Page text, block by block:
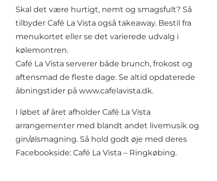
Skal det være hurtigt, nemt og smagsfult? Så
tilbyder Café La Vista også takeaway. Bestil fra
menukortet eller se det varierede udvalg i
kølemontren.
Café La Vista serverer både brunch, frokost og
aftensmad de fleste dage. Se altid opdaterede
åbningstider på www.cafelavista.dk.
I løbet af året afholder Café La Vista
arrangementer med blandt andet livemusik og
gin/ølsmagning. Så hold godt øje med deres
Facebookside: Café La Vista – Ringkøbing.